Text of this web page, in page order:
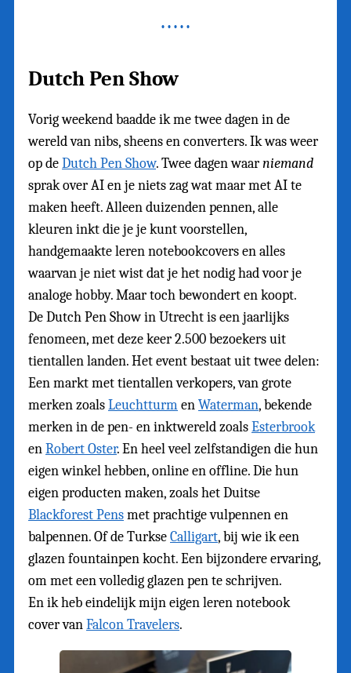
Dutch Pen Show
Vorig weekend baadde ik me twee dagen in de
wereld van nibs, sheens en converters. Ik was weer
op deDutch Pen Show. Twee dagen waarniemand
sprak over AI en je niets zag wat maar met AI te
maken heeft. Alleen duizenden pennen, alle
kleuren inkt die je je kunt voorstellen,
handgemaakte leren notebookcovers en alles
waarvan je niet wist dat je het nodig had voor je
analoge hobby. Maar toch bewondert en koopt.
De Dutch Pen Show in Utrecht is een jaarlijks
fenomeen, met deze keer 2.500 bezoekers uit
tientallen landen. Het event bestaat uit twee delen:
Een markt met tientallen verkopers, van grote
merken zoalsLeuchtturmenWaterman, bekende
merken in de pen- en inktwereld zoalsEsterbrook
enRobert Oster. En heel veel zelfstandigen die hun
eigen winkel hebben, online en offline. Die hun
eigen producten maken, zoals het Duitse
Blackforest Pensmet prachtige vulpennen en
balpennen. Of de TurkseCalligart, bij wie ik een
glazen fountainpen kocht. Een bijzondere ervaring,
om met een volledig glazen pen te schrijven.
En ik heb eindelijk mijn eigen leren notebook
cover vanFalcon Travelers.